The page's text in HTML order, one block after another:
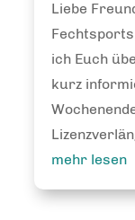
Liebe
ich Euch
kurz
mehr lesen